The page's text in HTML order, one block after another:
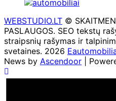
WEBSTUDIO.LT ©
PASLAUGOS. SEO tekstų
straipsnių rašymas ir
svetaines. 2026
News by Ascendoor |